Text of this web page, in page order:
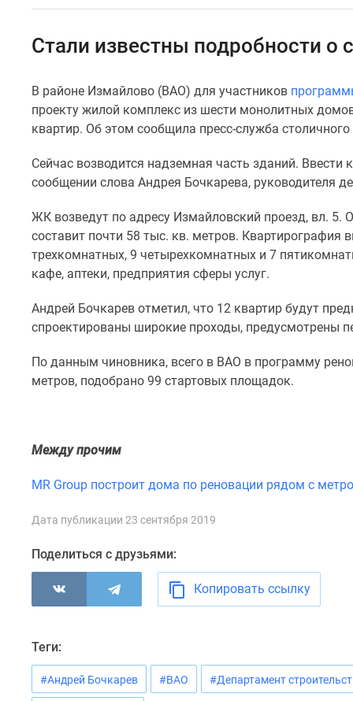
помещения
застройщики
Панорамы
новостроек
новостроек
новостроек
Москвы
Подмосковья
комнатные
комнатные
Квартиры
Семейная
Военная
программы
Аналитика
Покупателю
Экспертиза
Стали известны подробности о
В районе Измайлово (ВАО) для участников
проекту жилой комплекс из шести монолитных
квартир. Об этом сообщила пресс-служба
Сейчас возводится надземная часть зданий. Ввести
сообщении слова Андрея Бочкарева, руководителя
ЖК возведут по адресу Измайловский проезд, вл.
составит почти 58 тыс. кв. метров.
трехкомнатных, 9 четырехкомнатных и 7
кафе, аптеки, предприятия сферы услуг.
Андрей Бочкарев отметил, что 12 квартир будут
спроектированы широкие проходы, предусмотрены
По данным чиновника, всего в ВАО в программу
метров, подобрано 99 стартовых площадок.
Между прочим
MR Group построит дома по реновации рядом с
Дата публикации 23 сентября 2019
Поделиться с друзьями:
Копировать ссылку
Теги:
#Андрей Бочкарев #ВАО #Департамент